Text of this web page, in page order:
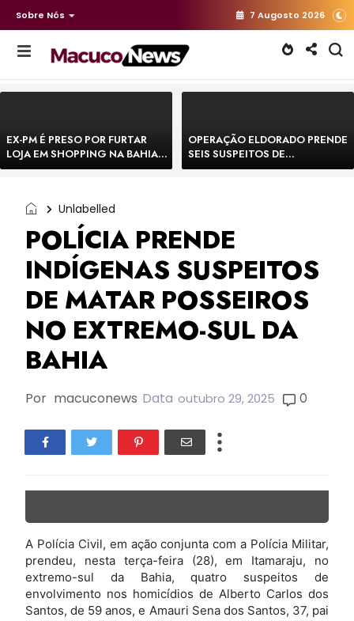
Sobre Nós 7 Augosto 2026
EX-PM É PRESO POR FURTAR
LOJA EM SHOPPING NA BAHIA E
ESCAPA CORRENDO DE
OPERAÇÃO ELDORADO PRENDE
SEIS SUSPEITOS DE
MOVIMENTAR R$ 25 MILHÕES
Unlabelled
POLÍCIA PRENDE
INDÍGENAS SUSPEITOS
DE MATAR POSSEIROS
NO EXTREMO-SUL DA
BAHIA
Por macuconews Data outubro 29, 2025 0
A Polícia Civil, em ação conjunta com a Polícia Militar,
prendeu, nesta terça-feira (28), em Itamaraju, no
extremo-sul da Bahia, quatro suspeitos de
envolvimento nos homicídios de Alberto Carlos dos
Santos, de 59 anos, e Amauri Sena dos Santos, 37, pai